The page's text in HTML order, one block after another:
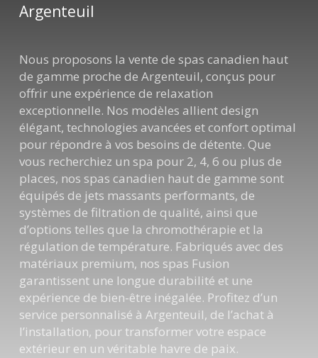
Argenteuil
Nous proposons la vente de spas canadien haut
de gamme proche de Argenteuil, conçus pour
offrir une expérience de relaxation
exceptionnelle. Nos modèles allient design
élégant, technologies avancées et confort optimal
pour répondre à vos besoins de détente. Que
vous recherchiez un spa pour 2, 4, 6 ou plus de
places, nos spas canadien haut de gamme sont
équipés de jets massants performants, de
systèmes de filtration de qualité, ainsi que
d’options telles que la chromothérapie et la
régulation de température. Fabriqués avec des
matériaux premium, nos spas Fusion
garantissent une longue durabilité et une
expérience de bien-être inégalée. Profitez d’un
service personnalisé à Argenteuil, de l’achat à
l’installation, pour transformer votre espace
extérieur en un véritable havre de paix.